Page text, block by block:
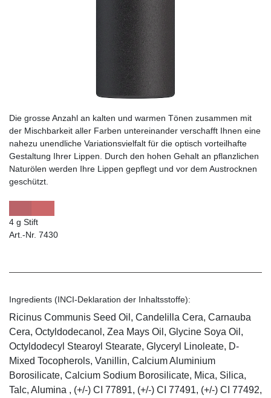
Die grosse Anzahl an kalten und warmen Tönen zusammen mit
der Mischbarkeit aller Farben untereinander verschafft Ihnen eine
nahezu unendliche Variationsvielfalt für die optisch vorteilhafte
Gestaltung Ihrer Lippen. Durch den hohen Gehalt an pflanzlichen
Naturölen werden Ihre Lippen gepflegt und vor dem Austrocknen
geschützt.
4 g Stift
Art.-Nr. 7430
Ingredients (INCI-Deklaration der Inhaltsstoffe):
Ricinus Communis Seed Oil, Candelilla Cera, Carnauba
Cera, Octyldodecanol, Zea Mays Oil, Glycine Soya Oil,
Octyldodecyl Stearoyl Stearate, Glyceryl Linoleate, D-
Mixed Tocopherols, Vanillin, Calcium Aluminium
Borosilicate, Calcium Sodium Borosilicate, Mica, Silica,
Talc, Alumina , (+/-) CI 77891, (+/-) CI 77491, (+/-) CI 77492,